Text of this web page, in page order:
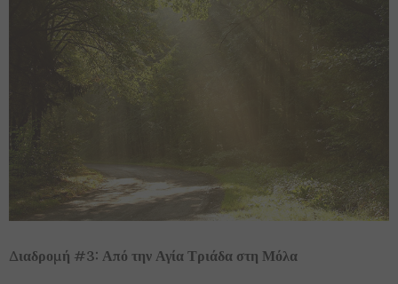
Διαδρομή #3: Από την Αγία Τριάδα στη Μόλα